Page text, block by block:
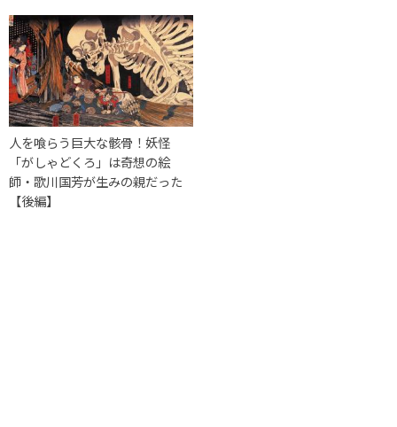
人を喰らう巨大な骸骨！妖怪
「がしゃどくろ」は奇想の絵
師・歌川国芳が生みの親だった
【後編】